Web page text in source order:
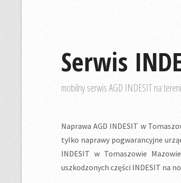
Serwis
mobilny serwis AGD INDESIT na
Naprawa AGD INDESIT w
tylko naprawy pogwarancyjne
INDESIT w Tomaszowie
uszkodzonych części INDESIT na